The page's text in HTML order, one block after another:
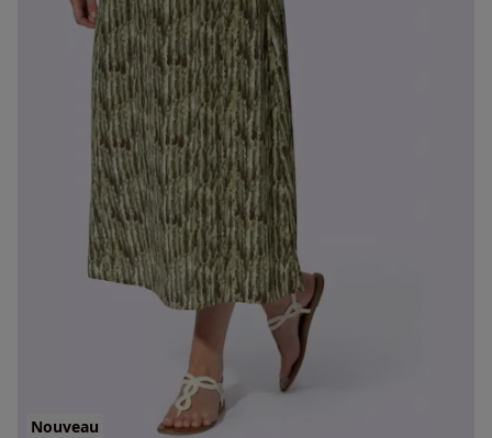
Nouveau